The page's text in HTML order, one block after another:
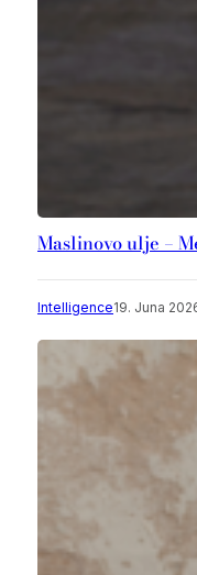
Maslinovo ulje –
Intelligence19. Juna